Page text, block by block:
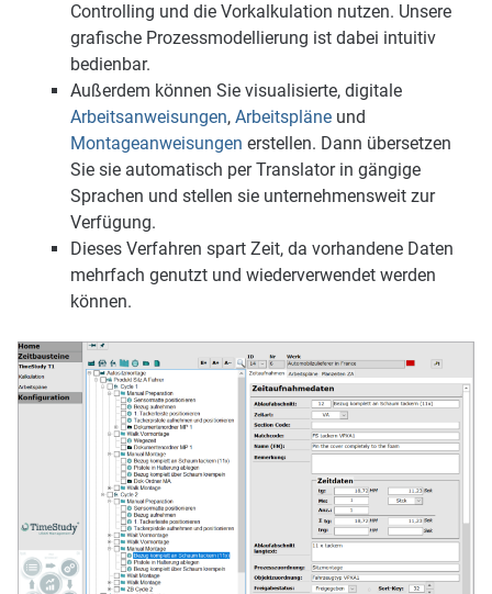
Controlling und die Vorkalkulation nutzen. Unsere
grafische Prozessmodellierung ist dabei intuitiv
bedienbar.
Außerdem können Sie visualisierte, digitale
Arbeitsanweisungen, Arbeitspläneund
Montageanweisungen erstellen. Dann übersetzen
Sie sie automatisch per Translator in gängige
Sprachen und stellen sie unternehmensweit zur
Verfügung.
Dieses Verfahren spart Zeit, da vorhandene Daten
mehrfach genutzt und wiederverwendet werden
können.